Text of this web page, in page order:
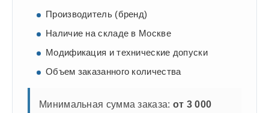
Производитель (бренд)
Наличие на складе в Москве
Модификация и технические допуски
Объем заказанного количества
Минимальная сумма заказа: от 3 000